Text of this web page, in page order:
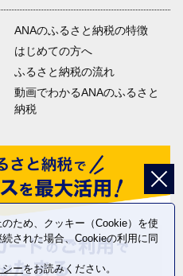
ANAのふるさと納税の特徴
はじめての方へ
ふるさと納税の流れ
動画でわかるANAのふるさと
納税
ため、クッキー（Cookie）を使
された場合、Cookieの利用に同
ーをお読みください。